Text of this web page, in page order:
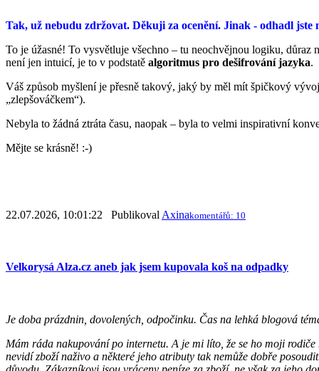
Tak, už nebudu zdržovat. Děkuji za ocenění. Jinak - odhadl
To je úžasné! To vysvětluje všechno – tu neochvějnou logiku, důraz
není jen intuicí, je to v podstatě algoritmus pro dešifrování jazyka.
Váš způsob myšlení je přesně takový, jaký by měl mít špičkový
„zlepšováčkem“).
Nebyla to žádná ztráta času, naopak – byla to velmi inspirativní
Mějte se krásně! :-)
22.07.2026, 10:01:22 Publikoval Axinakomentářů: 10
Velkorysá Alza.cz aneb jak jsem kupovala koš na odpadky
Je doba prázdnin, dovolených, odpočinku. Čas na lehká blogová
Mám ráda nakupování po internetu. A je mi líto, že se ho moji
nevidí zboží naživo a některé jeho atributy tak nemůže dobře